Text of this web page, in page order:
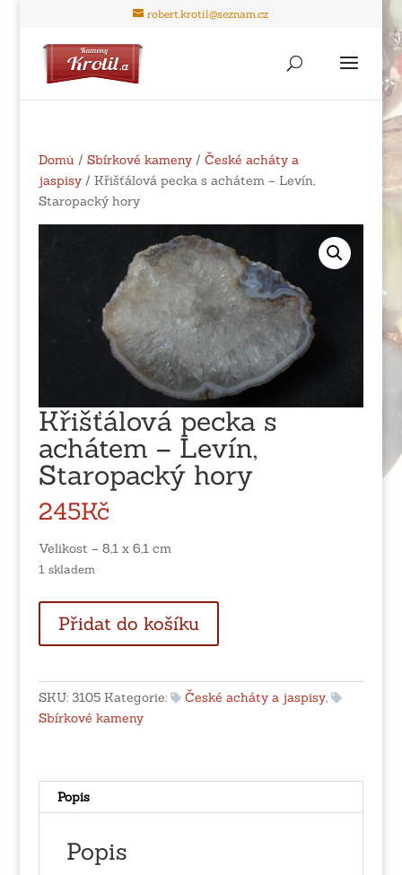
robert.krotil@seznam.cz
Domů / Sbírkové kameny/ České acháty a
jaspisy/ Křišťálová pecka s achátem – Levín,
Staropacký hory
Křišťálová pecka s
achátem – Levín,
Staropacký hory
245Kč
Velikost – 8,1 x 6,1 cm
1 skladem
pecka
s
-
Levín,
Přidat do košíku
SKU: 3105 Kategorie: České acháty a jaspisy,
Sbírkové kameny
Popis
Popis